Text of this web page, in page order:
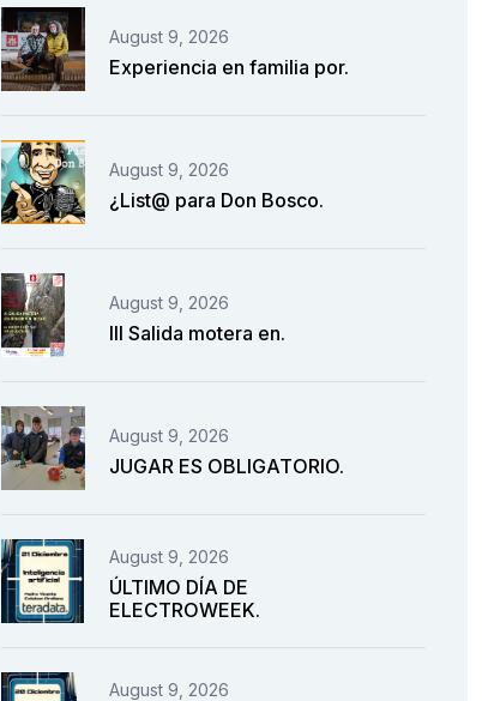
August 9, 2026
Experiencia en familia por.
August 9, 2026
¿List@ para Don Bosco.
August 9, 2026
III Salida motera en.
August 9, 2026
JUGAR ES OBLIGATORIO.
August 9, 2026
ÚLTIMO DÍA DE
ELECTROWEEK.
August 9, 2026